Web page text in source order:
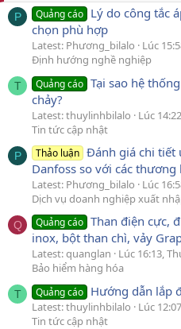
P Quảng cáo Lý do công tắc
chọn phù hợp
Latest: Phương_bilalo
Lúc
Định hướng nghề nghiệp
T Quảng cáo Tại sao hệ
chảy?
Latest: thuylinhbilalo
Lúc
Tin tức cập nhật
P Thảo luận Đánh giá chi tiết
Danfoss so với các thương
Latest: Phương_bilalo
Lúc
Dịch vụ doanh nghiệp xuất
Q Quảng cáo Than điện cực,
inox, bột than chì, vảy
Latest: quanglan
Lúc 16:13,
Bảo hiểm hàng hóa
T Quảng cáo Hướng dẫn lắp
Latest: thuylinhbilalo
Lúc
Tin tức cập nhật